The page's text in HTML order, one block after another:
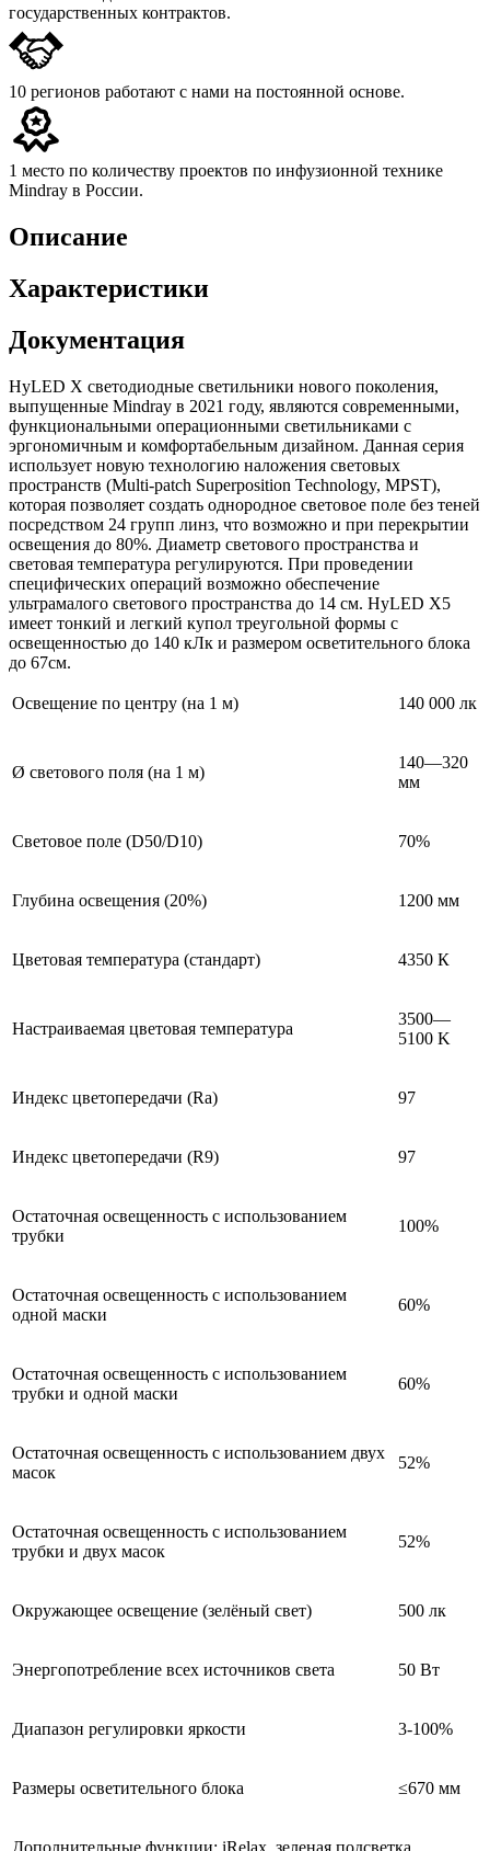
государственных контрактов.
10 регионов работают с нами на постоянной основе.
1 место по количеству проектов по инфузионной технике
Mindray в России.
Описание
Характеристики
Документация
HyLED Х светодиодные светильники нового поколения,
выпущенные Mindray в 2021 году, являются современными,
функциональными операционными светильниками с
эргономичным и комфортабельным дизайном. Данная серия
использует новую технологию наложения световых
пространств (Multi-patch Superposition Technology, MPST),
которая позволяет создать однородное световое поле без теней
посредством 24 групп линз, что возможно и при перекрытии
освещения до 80%. Диаметр светового пространства и
световая температура регулируются. При проведении
специфических операций возможно обеспечение
ультрамалого светового пространства до 14 см. HyLED Х5
имеет тонкий и легкий купол треугольной формы с
освещенностью до 140 кЛк и размером осветительного блока
до 67см.
Освещение по центру (на 1 м) 140 000 лк
Ø светового поля (на 1 м)
140—320
мм
Световое поле (D50/D10) 70%
Глубина освещения (20%) 1200 мм
Цветовая температура (стандарт) 4350 К
Настраиваемая цветовая температура
3500—
5100 K
Индекс цветопередачи (Ra) 97
Индекс цветопередачи (R9) 97
Остаточная освещенность с использованием
трубки
100%
Остаточная освещенность с использованием
одной маски
60%
Остаточная освещенность с использованием
трубки и одной маски
60%
Остаточная освещенность с использованием двух
масок
52%
Остаточная освещенность с использованием
трубки и двух масок
52%
Окружающее освещение (зелёный свет) 500 лк
Энергопотребление всех источников света 50 Вт
Диапазон регулировки яркости 3-100%
Размеры осветительного блока ≤670 мм
Дополнительные функции: iRelax, зеленая подсветка